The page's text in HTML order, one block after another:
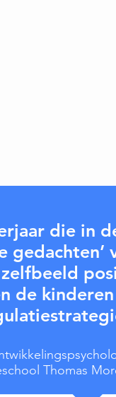
die in
gedachten’
de kinderen
Thomas